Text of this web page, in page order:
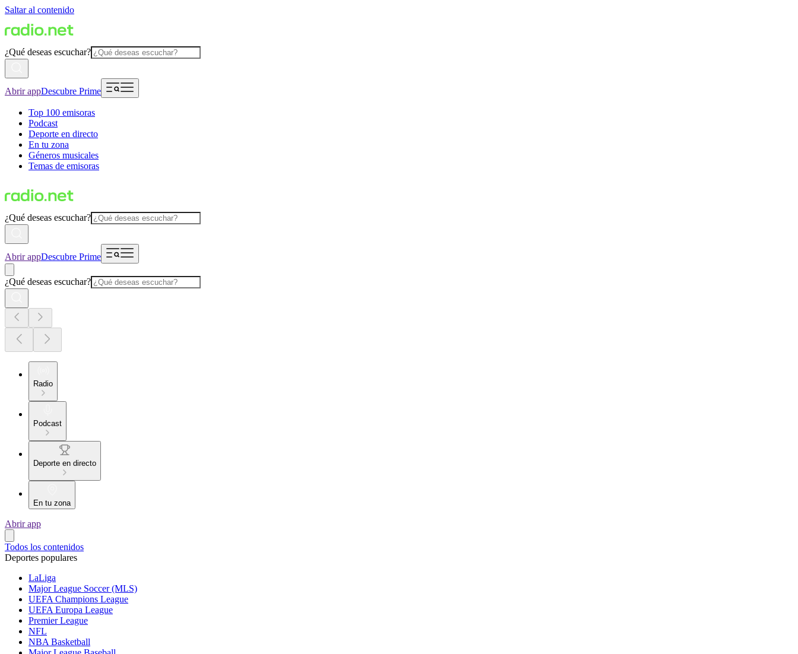
Saltar al contenido
¿Qué deseas escuchar?
Abrir appDescubre Prime
Top 100 emisoras
Podcast
Deporte en directo
En tu zona
Géneros musicales
Temas de emisoras
¿Qué deseas escuchar?
Abrir appDescubre Prime
¿Qué deseas escuchar?
Radio
Podcast
Deporte en directo
En tu zona
Abrir app
Todos los contenidos
Deportes populares
LaLiga
Major League Soccer (MLS)
UEFA Champions League
UEFA Europa League
Premier League
NFL
NBA Basketball